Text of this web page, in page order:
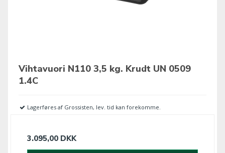
Vihtavuori N110 3,5 kg. Krudt UN 0509
1.4C
Lagerføres af Grossisten, lev. tid kan forekomme.
3.095,00 DKK